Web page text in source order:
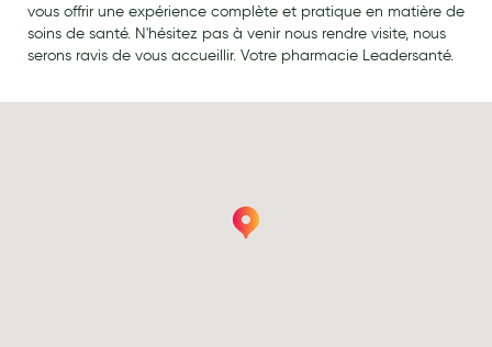
Oligothérapie
Compléments alimentaires
Médicaments et Santé
vous offrir une expérience complète et pratique en matière de
soins de santé. N'hésitez pas à venir nous rendre visite, nous
serons ravis de vous accueillir. Votre pharmacie Leadersanté.